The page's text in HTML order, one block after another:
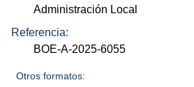
Administración Local
Referencia:
BOE-A-2025-6055
Otros formatos: